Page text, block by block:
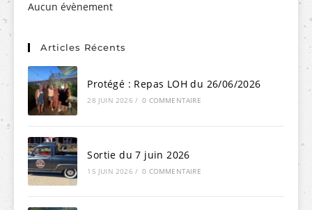
Aucun évènement
Articles Récents
Protégé : Repas LOH du 26/06/2026
28 JUIN 2026 / 0 COMMENTAIRE
Sortie du 7 juin 2026
15 JUIN 2026 / 0 COMMENTAIRE